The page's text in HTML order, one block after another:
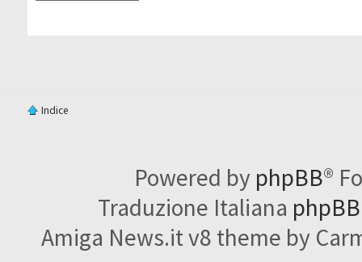
Indice
Powered by phpBB®
Traduzione Italiana
Amiga News.it v8 theme by